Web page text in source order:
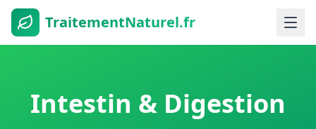
TraitementNaturel.fr
Intestin & Digestion